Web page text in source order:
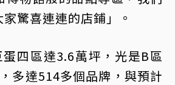
驚喜連連的店鋪」。
蛋四區達3.6萬坪，光是B區
多達514多個品牌，與預計